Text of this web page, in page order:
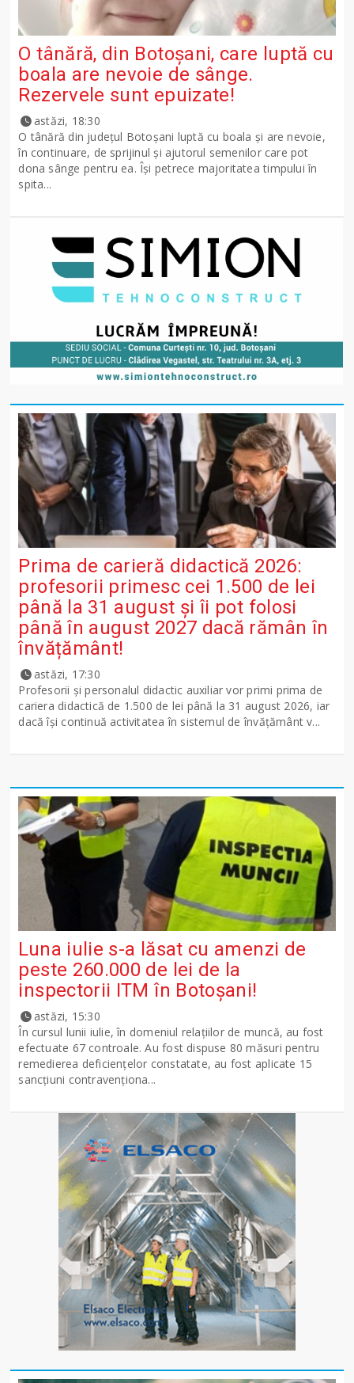
O tânără, din Botoșani, care luptă cu
boala are nevoie de sânge.
Rezervele sunt epuizate!
astăzi, 18:30
O tânără din județul Botoșani luptă cu boala și are nevoie,
în continuare, de sprijinul și ajutorul semenilor care pot
dona sânge pentru ea. Își petrece majoritatea timpului în
spita...
Prima de carieră didactică 2026:
profesorii primesc cei 1.500 de lei
până la 31 august și îi pot folosi
până în august 2027 dacă rămân în
învățământ!
astăzi, 17:30
Profesorii și personalul didactic auxiliar vor primi prima de
cariera didactică de 1.500 de lei până la 31 august 2026, iar
dacă își continuă activitatea în sistemul de învățământ v...
Luna iulie s-a lăsat cu amenzi de
peste 260.000 de lei de la
inspectorii ITM în Botoșani!
astăzi, 15:30
În cursul lunii iulie, în domeniul relațiilor de muncă, au fost
efectuate 67 controale. Au fost dispuse 80 măsuri pentru
remedierea deficiențelor constatate, au fost aplicate 15
sancţiuni contravenționa...